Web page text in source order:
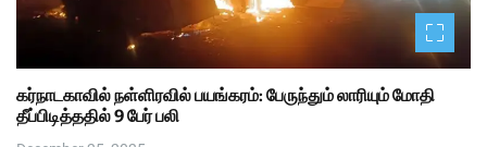
கர்நாடகாவில் நள்ளிரவில் பயங்கரம்: பேருந்தும் லாரியும் மோதி
தீப்பிடித்ததில் 9 பேர் பலி